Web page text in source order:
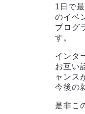
1日で
のイベ
プログ
す。
インタ
お互い
ャンス
今後の
是非こ